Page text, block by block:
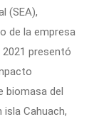
(SEA),
de la empresa
presentó
biomasa del
Cahuach,